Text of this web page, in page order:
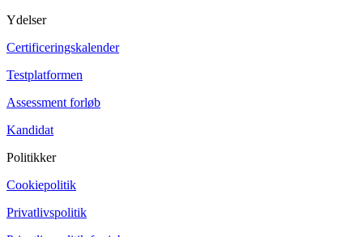
Ydelser
Certificeringskalender
Testplatformen
Assessment forløb
Kandidat
Politikker
Cookiepolitik
Privatlivspolitik